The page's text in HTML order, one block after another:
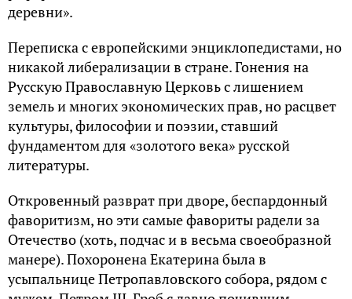
деревни».
Переписка с европейскими энциклопедистами, но
никакой либерализации в стране. Гонения на
Русскую Православную Церковь с лишением
земель и многих экономических прав, но расцвет
культуры, философии и поэзии, ставший
фундаментом для «золотого века» русской
литературы.
Откровенный разврат при дворе, беспардонный
фаворитизм, но эти самые фавориты радели за
Отечество (хоть, подчас и в весьма своеобразной
манере). Похоронена Екатерина была в
усыпальнице Петропавловского собора, рядом с